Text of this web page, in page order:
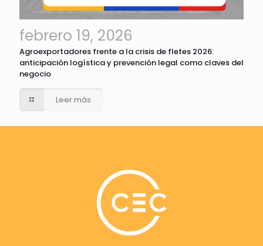
febrero 19, 2026
Agroexportadores frente a la crisis de fletes 2026:
anticipación logística y prevención legal como claves del
negocio
Leer más